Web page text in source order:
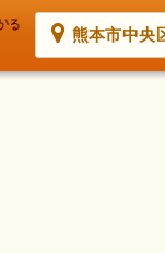
熊本市中央